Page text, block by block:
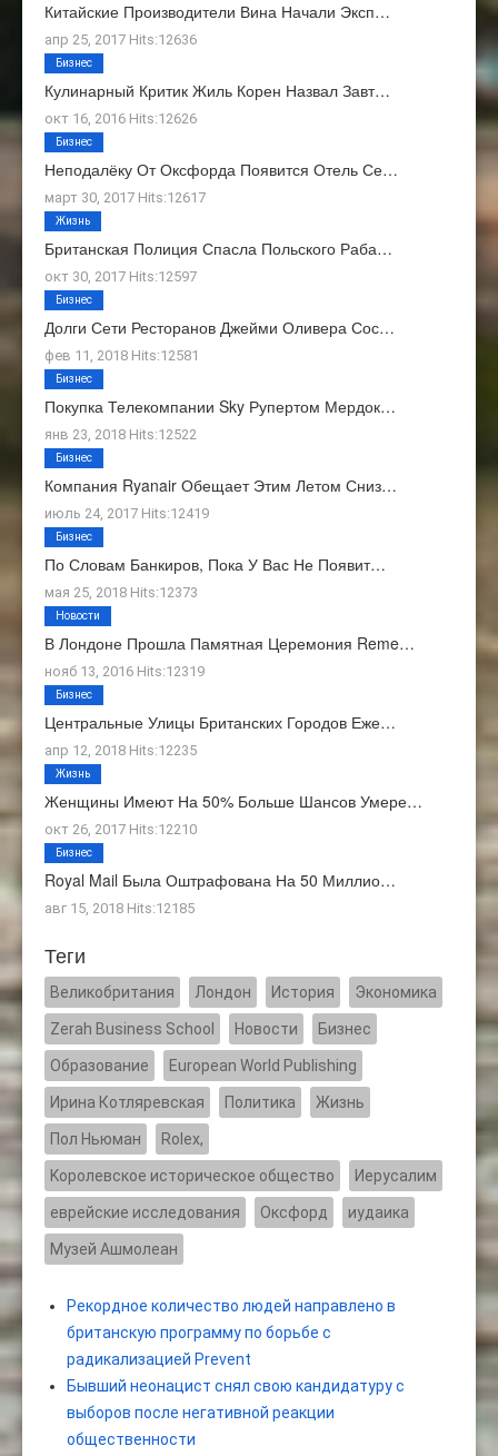
Китайские Производители Вина Начали Эксп…
апр 25, 2017 Hits:12636
Кулинарный Критик Жиль Корен Назвал Завт…
окт 16, 2016 Hits:12626
Бизнес
Неподалёку От Оксфорда Появится Отель Се…
март 30, 2017 Hits:12617
Бизнес
Британская Полиция Спасла Польского Раба…
окт 30, 2017 Hits:12597
Жизнь
Долги Сети Ресторанов Джейми Оливера Сос…
фев 11, 2018 Hits:12581
Бизнес
Покупка Телекомпании Sky Рупертом Мердок…
янв 23, 2018 Hits:12522
Бизнес
Компания Ryanair Обещает Этим Летом Сниз…
июль 24, 2017 Hits:12419
Бизнес
По Словам Банкиров, Пока У Вас Не Появит…
мая 25, 2018 Hits:12373
Бизнес
В Лондоне Прошла Памятная Церемония Reme…
нояб 13, 2016 Hits:12319
Новости
Центральные Улицы Британских Городов Еже…
апр 12, 2018 Hits:12235
Бизнес
Женщины Имеют На 50% Больше Шансов Умере…
окт 26, 2017 Hits:12210
Жизнь
Royal Mail Была Оштрафована На 50 Миллио…
авг 15, 2018 Hits:12185
Бизнес
Теги
Великобритания Лондон История Экономика
Zerah Business School Новости Бизнес
Образование European World Publishing
Ирина Котляревская Политика Жизнь
Пол Ньюман Rolex,
Kоролевское историческое общество Иерусалим
еврейские исследования Оксфорд иудаика
Музей Ашмолеан
Рекордное количество людей направлено в
британскую программу по борьбе с
радикализацией Prevent
Бывший неонацист снял свою кандидатуру с
выборов после негативной реакции
общественности